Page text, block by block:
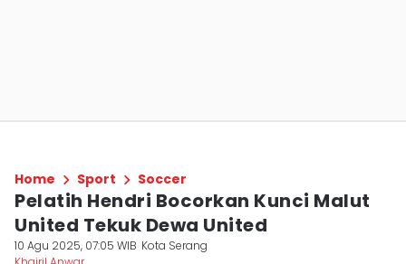
Home Sport Soccer
Pelatih Hendri Bocorkan Kunci Malut
United Tekuk Dewa United
10 Agu 2025, 07:05 WIB Kota Serang